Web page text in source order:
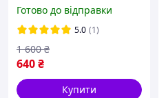
LCD 2.0 РК дисплей
Готово до відправки
5.0 (1)
640₴
1 600 ₴
Купити